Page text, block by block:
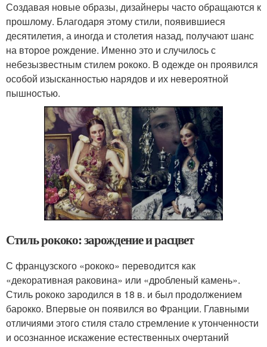
Создавая новые образы, дизайнеры часто обращаются к
прошлому. Благодаря этому стили, появившиеся
десятилетия, а иногда и столетия назад, получают шанс
на второе рождение. Именно это и случилось с
небезызвестным стилем рококо. В одежде он проявился
особой изысканностью нарядов и их невероятной
пышностью.
Стиль рококо: зарождение и расцвет
С французского «рококо» переводится как
«декоративная раковина» или «дробленый камень».
Стиль рококо зародился в 18 в. и был продолжением
барокко. Впервые он появился во Франции. Главными
отличиями этого стиля стало стремление к утонченности
и осознанное искажение естественных очертаний